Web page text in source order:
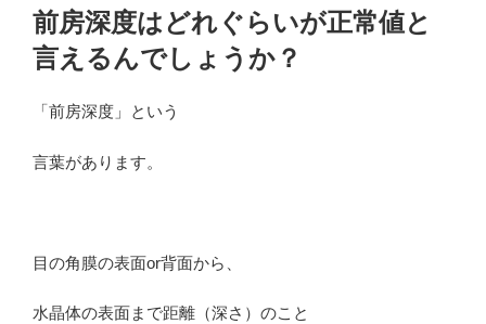
前房深度はどれぐらいが正常値と
言えるんでしょうか？
「前房深度」という
言葉があります。
目の角膜の表面or背面から、
水晶体の表面まで距離（深さ）のこと